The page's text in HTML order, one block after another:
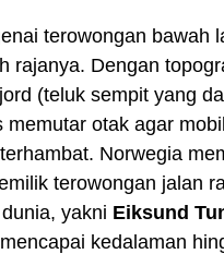
terowongan bawah
rajanya. Dengan
(teluk sempit yang
memutar otak agar
Norwegia
terowongan jalan
yakni Eiksund
kedalaman